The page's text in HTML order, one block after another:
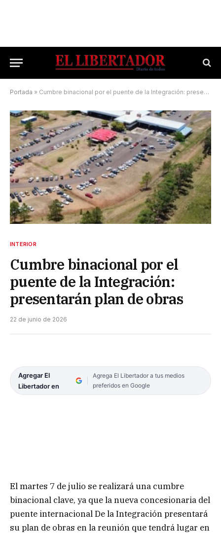
Portada » Cumbre binacional por el puente de la Integración: presentarán plan de obras
INTERIOR
Cumbre binacional por el
puente de la Integración:
presentarán plan de obras
22 de junio de 2026
Agregar El
Libertador en
Agrega El Libertador a tus medios
preferidos en Google
El martes 7 de julio se realizará una cumbre
binacional clave, ya que la nueva concesionaria del
puente internacional De la Integración presentará
su plan de obras en la reunión que tendrá lugar en